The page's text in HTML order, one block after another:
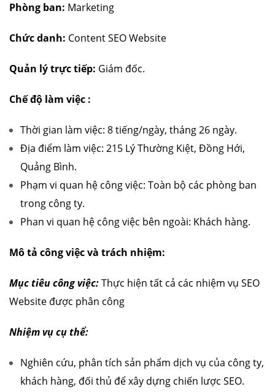
Phòng ban: Marketing
Chức danh: Content SEO Website
Quản lý trực tiếp: Giám đốc.
Chế độ làm việc :
Thời gian làm việc: 8 tiếng/ngày, tháng 26 ngày.
Địa điểm làm việc: 215 Lý Thường Kiệt, Đồng Hới,
Quảng Bình.
Phạm vi quan hệ công việc: Toàn bộ các phòng ban
trong công ty.
Phan vi quan hệ công việc bên ngoài: Khách hàng.
Mô tả công việc và trách nhiệm:
Mục tiêu công việc:Thực hiện tất cả các nhiệm vụ SEO
Website được phân công
Nhiệm vụ cụ thể:
Nghiên cứu, phân tích sản phẩm dịch vụ của công ty,
khách hàng, đối thủ để xây dựng chiến lược SEO.